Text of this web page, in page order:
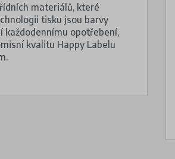
materiálů, které
tisku jsou barvy
opotřebení,
kvalitu Happy Labelu